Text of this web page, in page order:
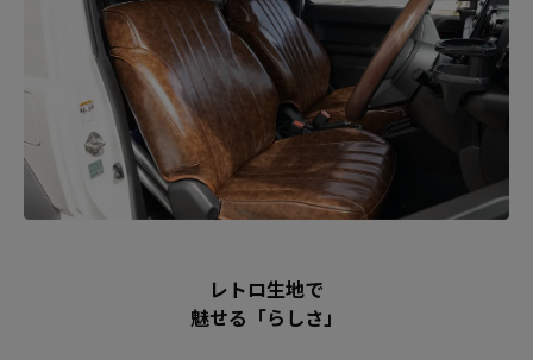
レトロ生地で
魅せる「らしさ」